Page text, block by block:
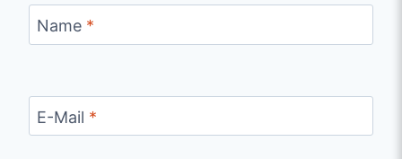
Name *
E-Mail *